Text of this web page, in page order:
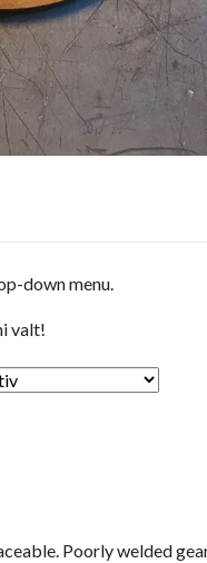
down menu.
valt!
Poorly welded